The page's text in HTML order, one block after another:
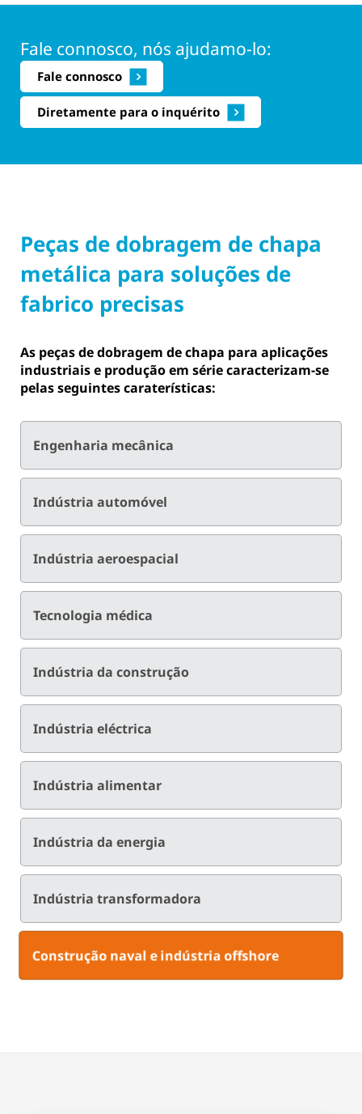
Fale connosco, nós ajudamo-lo:
Fale connosco
Diretamente para o inquérito
Peças de dobragem de chapa
metálica para soluções de
fabrico precisas
As peças de dobragem de chapa para aplicações
industriais e produção em série caracterizam-se
pelas seguintes caraterísticas:
Engenharia mecânica
Indústria automóvel
Indústria aeroespacial
Tecnologia médica
Indústria da construção
Indústria eléctrica
Indústria alimentar
Indústria da energia
Indústria transformadora
Construção naval e indústria offshore